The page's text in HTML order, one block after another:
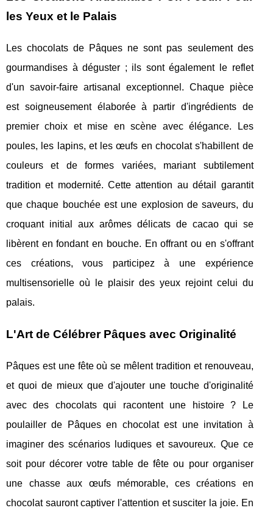
les Yeux et le Palais
Les chocolats de Pâques ne sont pas seulement des
gourmandises à déguster ; ils sont également le reflet
d'un savoir-faire artisanal exceptionnel. Chaque pièce
est soigneusement élaborée à partir d'ingrédients de
premier choix et mise en scène avec élégance. Les
poules, les lapins, et les œufs en chocolat s'habillent de
couleurs et de formes variées, mariant subtilement
tradition et modernité. Cette attention au détail garantit
que chaque bouchée est une explosion de saveurs, du
croquant initial aux arômes délicats de cacao qui se
libèrent en fondant en bouche. En offrant ou en s'offrant
ces créations, vous participez à une expérience
multisensorielle où le plaisir des yeux rejoint celui du
palais.
L'Art de Célébrer Pâques avec Originalité
Pâques est une fête où se mêlent tradition et renouveau,
et quoi de mieux que d'ajouter une touche d'originalité
avec des chocolats qui racontent une histoire ? Le
poulailler de Pâques en chocolat est une invitation à
imaginer des scénarios ludiques et savoureux. Que ce
soit pour décorer votre table de fête ou pour organiser
une chasse aux œufs mémorable, ces créations en
chocolat sauront captiver l'attention et susciter la joie. En